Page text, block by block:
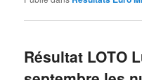
Résultat LOTO